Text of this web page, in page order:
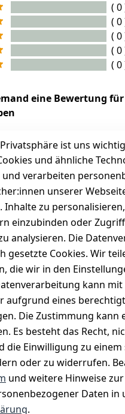
( 0
( 0
( 0
( 0
( 0
eine Bewertung für
Person - klicken Sie
ist uns wichtig
und ähnliche
verarbeiten
unserer
Inhalte zu
einzubinden oder
analysieren. Die
gesetzte Cookies. Wir
die wir in den
kann mit
aufgrund eines
Die Zustimmung kann
Es besteht das Recht,
die Einwilligung zu einem
oder zu widerrufen.
und weitere Hinweise zur
Daten in
.
Registrieren
Zahlungsm
öglichkeite
n
Vorkasse
PayPal